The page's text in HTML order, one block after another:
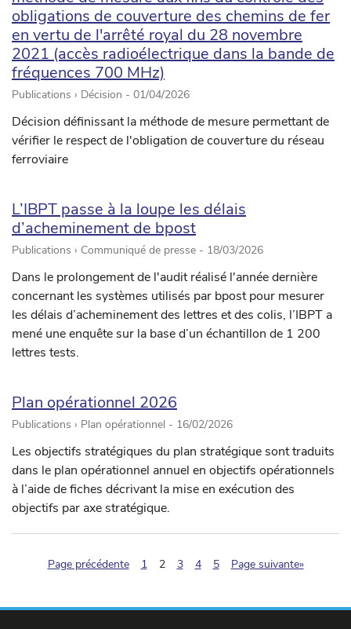
obligations de couverture des chemins de fer
en vertu de l'arrêté royal du 28 novembre
2021 (accès radioélectrique dans la bande de
fréquences 700 MHz)
Publications › Décision - 01/04/2026
Décision définissant la méthode de mesure permettant de
vérifier le respect de l'obligation de couverture du réseau
ferroviaire
L’IBPT passe à la loupe les délais
d’acheminement de bpost
Publications › Communiqué de presse - 18/03/2026
Dans le prolongement de l'audit réalisé l'année dernière
concernant les systèmes utilisés par bpost pour mesurer
les délais d’acheminement des lettres et des colis, l’IBPT a
mené une enquête sur la base d’un échantillon de 1 200
lettres tests.
Plan opérationnel 2026
Publications › Plan opérationnel - 16/02/2026
Les objectifs stratégiques du plan stratégique sont traduits
dans le plan opérationnel annuel en objectifs opérationnels
à l’aide de fiches décrivant la mise en exécution des
objectifs par axe stratégique.
Page précédente 1 2(pagination.current)
3 4 5 Page suivante»